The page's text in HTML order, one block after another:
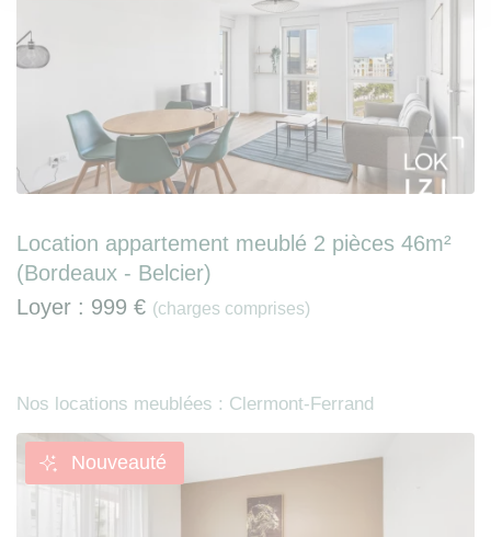
Location appartement meublé 2 pièces 46m²
(Bordeaux - Belcier)
Loyer : 999 € (charges comprises)
Nos locations meublées : Clermont-Ferrand
Nouveauté